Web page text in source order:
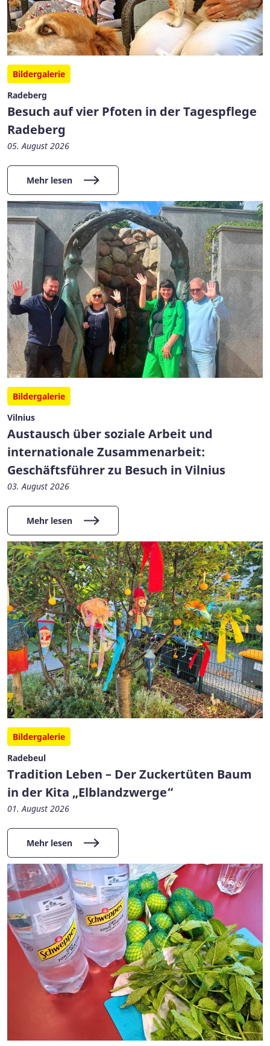
Bildergalerie
Radeberg
Besuch auf vier Pfoten in der Tagespflege
Radeberg
05. August 2026
Mehr lesen
Bildergalerie
Vilnius
Austausch über soziale Arbeit und
internationale Zusammenarbeit:
Geschäftsführer zu Besuch in Vilnius
03. August 2026
Mehr lesen
Bildergalerie
Radebeul
Tradition Leben – Der Zuckertüten Baum
in der Kita „Elblandzwerge“
01. August 2026
Mehr lesen